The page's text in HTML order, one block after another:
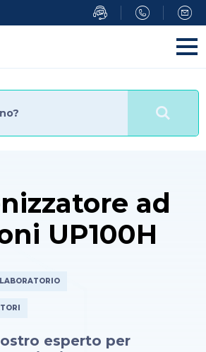
ad
UP100H
esperto per